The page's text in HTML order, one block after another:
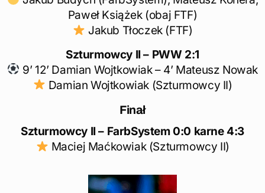
Paweł Książek (obaj FTF)
Jakub Tłoczek (FTF)
Szturmowcy II – PWW 2:1
9’ 12’ Damian Wojtkowiak – 4’ Mateusz Nowak
Damian Wojtkowiak (Szturmowcy II)
Finał
Szturmowcy II – FarbSystem 0:0 karne 4:3
Maciej Maćkowiak (Szturmowcy II)